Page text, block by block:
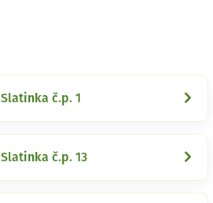
Slatinka č.p. 1
Slatinka č.p. 13